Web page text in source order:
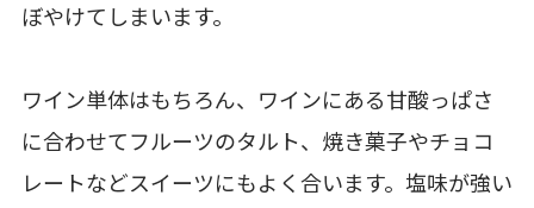
ぼやけてしまいます。
ワイン単体はもちろん、ワインにある甘酸っぱさ
に合わせてフルーツのタルト、焼き菓子やチョコ
レートなどスイーツにもよく合います。塩味が強い